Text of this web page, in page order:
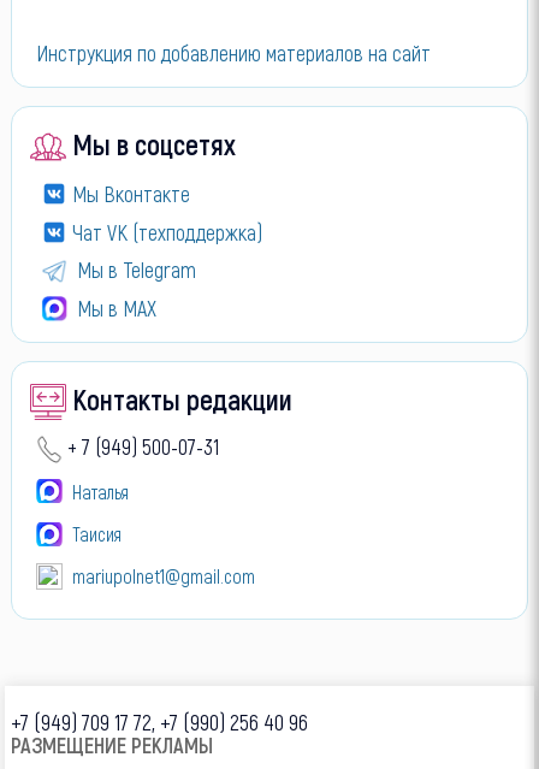
Инструкция по добавлению материалов на сайт
Мы в соцсетях
Мы Вконтакте
Чат VK (техподдержка)
Мы в Telegram
Мы в МАХ
Контакты редакции
+ 7 (949) 500-07-31
Наталья
Таисия
mariupolnet1@gmail.com
+7 (949) 709 17 72, +7 (990) 256 40 96
РАЗМЕЩЕНИЕ РЕКЛАМЫ